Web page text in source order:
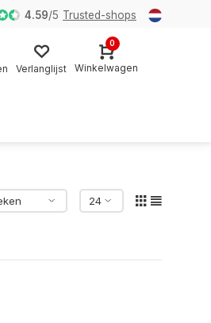
4.59/5 Trusted-shops
Verlanglijst
0
Winkelwagen